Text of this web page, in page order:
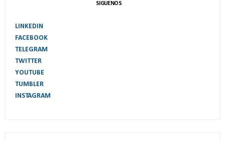
SIGUENOS
LINKEDIN
FACEBOOK
TELEGRAM
TWITTER
YOUTUBE
TUMBLER
INSTAGRAM